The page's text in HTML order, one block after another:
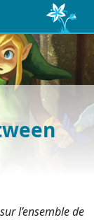
l’ensemble de